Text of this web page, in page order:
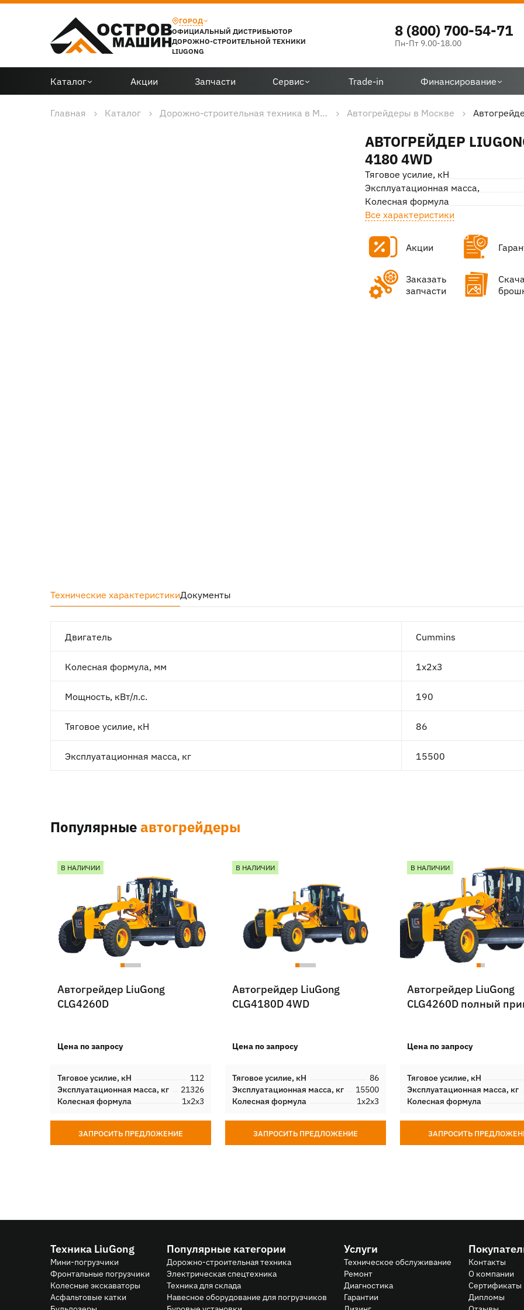
ГОРОД
ОФИЦИАЛЬНЫЙ ДИСТРИБЬЮТОР
ДОРОЖНО-СТРОИТЕЛЬНОЙ ТЕХНИКИ
LIUGONG
8 (800) 700-54-71
Пн-Пт 9.00-18.00
Каталог Акции Запчасти Сервис Trade-in Финансирование
Главная Каталог Дорожно-строительная техника в Москве Автогрейдеры в Москве
АВТОГРЕЙДЕР
4180 4WD
Тяговое усилие, кН
Эксплуатационная масса, кг
Колесная формула
Все характеристики
Акции
Заказать
запчасти
Технические характеристикиДокументы
Двигатель Cummins
Колесная формула, мм 1х2х3
Мощность, кВт/л.с. 190
Тяговое усилие, кН 86
Эксплуатационная масса, кг 15500
Популярныеавтогрейдеры
В НАЛИЧИИ
Автогрейдер LiuGong
CLG4260D
Цена по запросу
Тяговое усилие, кН 112
Эксплуатационная масса, кг 21326
Колесная формула 1х2х3
ЗАПРОСИТЬ ПРЕДЛОЖЕНИЕ
В НАЛИЧИИ
Автогрейдер LiuGong
CLG4180D 4WD
Цена по запросу
Тяговое усилие, кН 86
Эксплуатационная масса, кг 15500
Колесная формула 1х2х3
ЗАПРОСИТЬ ПРЕДЛОЖЕНИЕ
В НАЛИЧИИ
Автогрейдер LiuGong
CLG4260D полный
Цена по запросу
Тяговое усилие, кН
Эксплуатационная масса, кг
Колесная формула
ЗАПРОСИТЬ
Техника LiuGong
Мини-погрузчики
Фронтальные погрузчики
Колесные экскаваторы
Асфальтовые катки
Популярные категории
Дорожно-строительная техника
Электрическая спецтехника
Техника для склада
Навесное оборудование для погрузчиков
Услуги
Техническое обслуживание
Ремонт
Диагностика
Гарантии
Контакты
О компании
Сертификаты
Дипломы